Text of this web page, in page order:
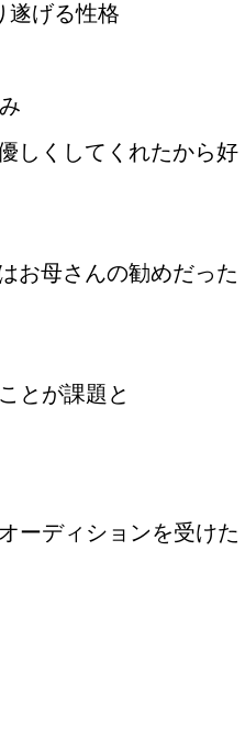
遂げる性格
しくしてくれたから好
お母さんの勧めだった
とが課題と
ーディションを受けた